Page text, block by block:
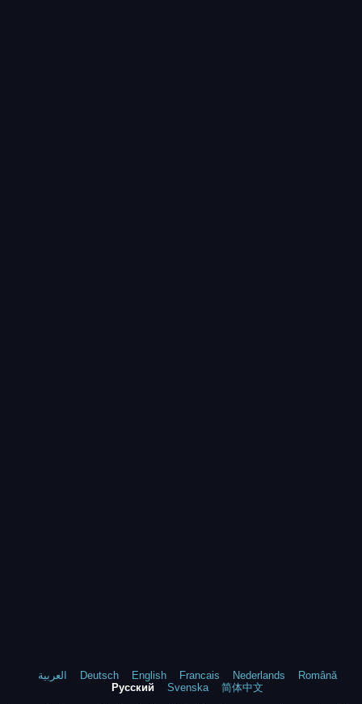
العربية Deutsch English Francais Nederlands
Română
Русский
Svenska
简体中文